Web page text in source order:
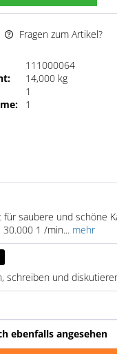
Fragen zum Artikel?
111000064
14,000 kg
1
1
für saubere und schöne
30.000 1 /min... mehr
schreiben und
ebenfalls angesehen